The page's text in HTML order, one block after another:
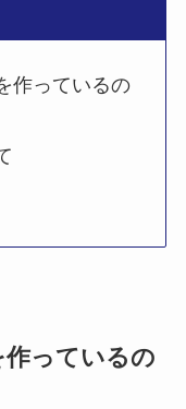
作っているの
っているの